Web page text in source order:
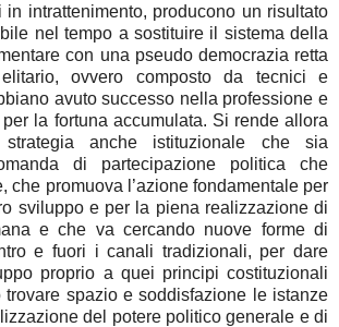
in intrattenimento, producono un risultato
nel tempo a sostituire il sistema della
con una pseudo democrazia retta
ovvero composto da tecnici e
avuto successo nella professione e
la fortuna accumulata. Si rende allora
anche istituzionale che sia
di partecipazione politica che
che promuova l’azione fondamentale per
sviluppo e per la piena realizzazione di
e che va cercando nuove forme di
e fuori i canali tradizionali, per dare
proprio a quei principi costituzionali
spazio e soddisfazione le istanze
del potere politico generale e di